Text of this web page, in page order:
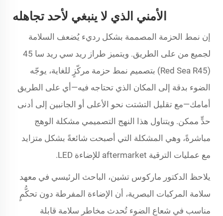
الأمني الذي لا ينبغي لأحد تجاهله
إن نمط الحزمة المصممة بشكل رديء يُضعف السلامة
لجميع من على الطريق. ويتميز طراز ريد سي ريد سا 45
(Red Sea R45) بتصميم نمط حزمة مركّزٍ للغاية، يوجّه
الضوء بدقة إلى المكان الذي تحتاجه فيه—أي على الطريق
أمامك—مع تقليل التشتت نحو الأعلى أو الجانبين إلى أدنى
حدٍّ ممكن. ويتناول هذا النهج التصميمي مشكلة الوهج
مباشرةً، وهي المشكلة التي أصبحت شائعةً بشكل متزايد
مع عمليات الترقية aftermarket للإضاءة LED.
يلاحظ الدكتور ماركوس تشين، الباحث الرئيسي في معهد
سلامة المركبات البصرية، أن الإضاءة المفرطة دون تحكُّمٍ
مناسب في شعاع الضوء تُحدث مخاطر سلامة قابلة